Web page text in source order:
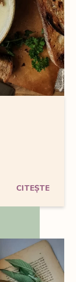
CITEȘTE